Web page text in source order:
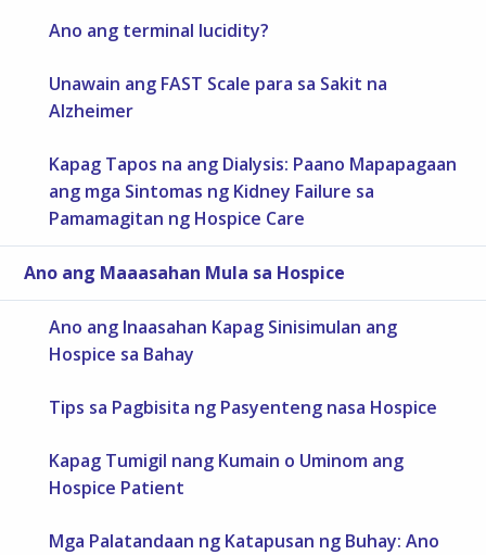
Ano ang terminal lucidity?
Unawain ang FAST Scale para sa Sakit na
Alzheimer
Kapag Tapos na ang Dialysis: Paano Mapapagaan
ang mga Sintomas ng Kidney Failure sa
Pamamagitan ng Hospice Care
Ano ang Maaasahan Mula sa Hospice
Ano ang Inaasahan Kapag Sinisimulan ang
Hospice sa Bahay
Tips sa Pagbisita ng Pasyenteng nasa Hospice
Kapag Tumigil nang Kumain o Uminom ang
Hospice Patient
Mga Palatandaan ng Katapusan ng Buhay: Ano